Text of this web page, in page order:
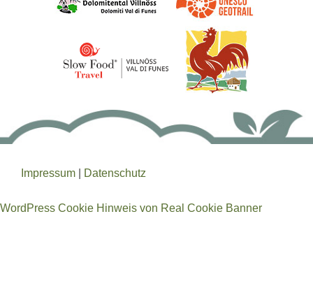
Impressum Datenschutz
WordPress Cookie Hinweis von Real Cookie Banner